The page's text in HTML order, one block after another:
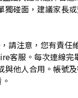
碰面，建議家長
請注意，您有責
客服。每次連線
他人合用。帳號